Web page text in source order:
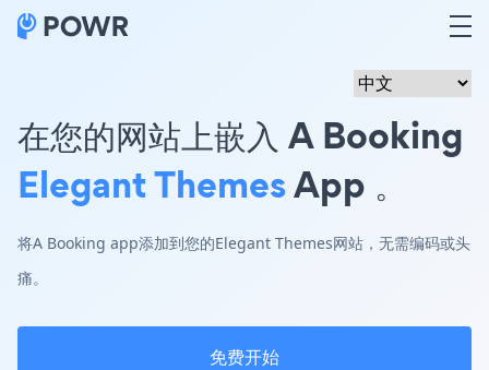
在您的网站上嵌入 A Booking
Elegant ThemesApp 。
将A Booking app添加到您的Elegant Themes网站，无需编码或头
痛。
免费开始